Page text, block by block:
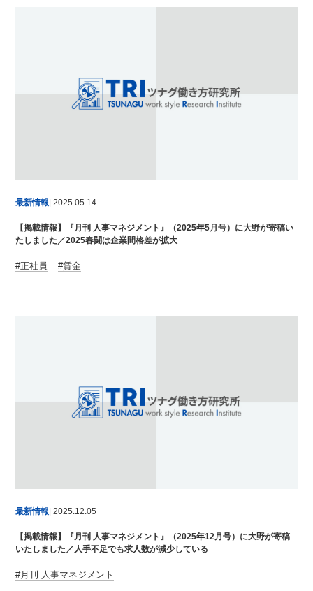
最新情報 | 2025.05.14
【掲載情報】『月刊 人事マネジメント』（2025年5月号）に大野が寄稿い
たしました／2025春闘は企業間格差が拡大
正社員 賃金
最新情報 | 2025.12.05
【掲載情報】『月刊 人事マネジメント』（2025年12月号）に大野が寄稿
いたしました／人手不足でも求人数が減少している
月刊 人事マネジメント